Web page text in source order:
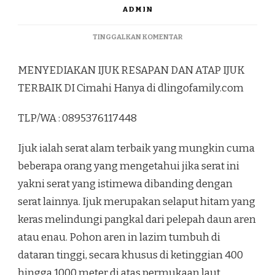
ADMIN
TINGGALKAN KOMENTARPADA
RESAPAN
DAN
ATAP
MENYEDIAKAN IJUK RESAPAN DAN ATAP IJUK
TERBAIK DI Cimahi Hanya di dlingofamily.com
TLP/WA : 0895376117448
Ijuk ialah serat alam terbaik yang mungkin cuma
beberapa orang yang mengetahui jika serat ini
yakni serat yang istimewa dibanding dengan
serat lainnya. Ijuk merupakan selaput hitam yang
keras melindungi pangkal dari pelepah daun aren
atau enau. Pohon aren in lazim tumbuh di
dataran tinggi, secara khusus di ketinggian 400